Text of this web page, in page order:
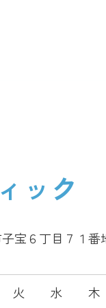
ック
宝６丁目７１番
火 水 木